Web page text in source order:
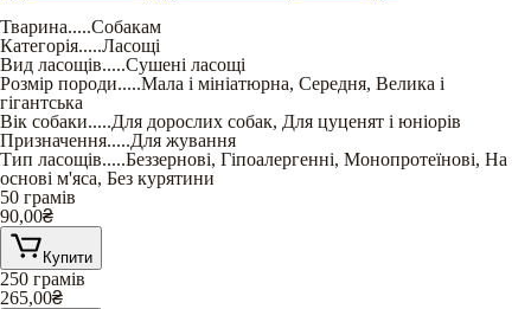
Тварина.....Собакам
Категорія.....Ласощі
Вид ласощів.....Сушені ласощі
Розмір породи.....Мала і мініатюрна, Середня, Велика і
гігантська
Вік собаки.....Для дорослих собак, Для цуценят і юніорів
Призначення.....Для жування
Тип ласощів.....Беззернові, Гіпоалергенні, Монопротеїнові, На
основі м'яса, Без курятини
50 грамів
90,00₴
Купити
250 грамів
265,00₴